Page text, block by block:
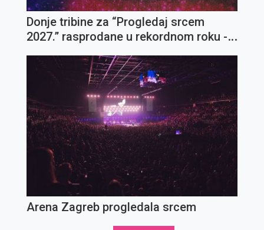
Donje tribine za “Progledaj srcem
2027.” rasprodane u rekordnom roku -
Arena Zagreb progledala srcem